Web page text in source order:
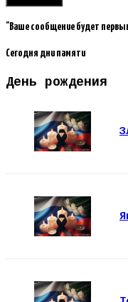
"Ваше сообщение будет
Сегодня дни памяти
День рождения